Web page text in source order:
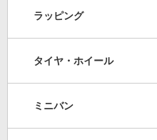
ラッピング
タイヤ・ホイール
ミニバン